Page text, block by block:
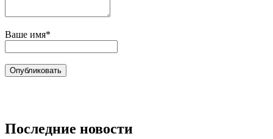
Ваше имя*
Последние новости